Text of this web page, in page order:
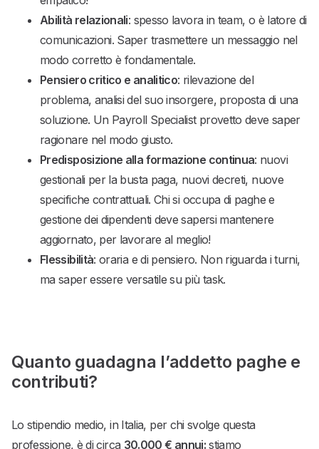
Abilità relazionali: spesso lavora in team, o è latore di
comunicazioni. Saper trasmettere un messaggio nel
modo corretto è fondamentale.
Pensiero critico e analitico: rilevazione del
problema, analisi del suo insorgere, proposta di una
soluzione. Un Payroll Specialist provetto deve saper
ragionare nel modo giusto.
Predisposizione alla formazione continua: nuovi
gestionali per la busta paga, nuovi decreti, nuove
specifiche contrattuali. Chi si occupa di paghe e
gestione dei dipendenti deve sapersi mantenere
aggiornato, per lavorare al meglio!
Flessibilità: oraria e di pensiero. Non riguarda i turni,
ma saper essere versatile su più task.
Quanto guadagna l’addetto paghe e
contributi?
Lo stipendio medio, in Italia, per chi svolge questa
professione, è di circa 30.000 € annui: stiamo